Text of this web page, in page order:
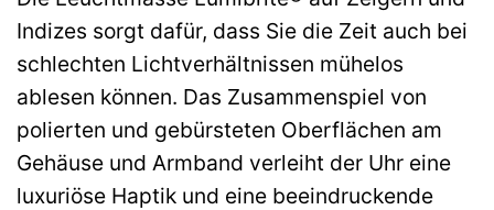
Indizes sorgt dafür, dass Sie die Zeit auch bei
schlechten Lichtverhältnissen mühelos
ablesen können. Das Zusammenspiel von
polierten und gebürsteten Oberflächen am
Gehäuse und Armband verleiht der Uhr eine
luxuriöse Haptik und eine beeindruckende